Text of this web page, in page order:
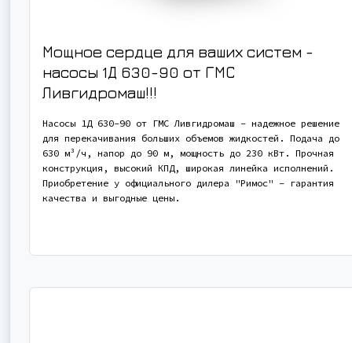
Мощное сердце для ваших систем -
насосы 1Д 630-90 от ГМС
Ливгидромаш!!!
Насосы 1Д 630-90 от ГМС Ливгидромаш - надежное решение
для перекачивания больших объемов жидкостей. Подача до
630 м³/ч, напор до 90 м, мощность до 230 кВт. Прочная
конструкция, высокий КПД, широкая линейка исполнений.
Приобретение у официального дилера "Римос" - гарантия
качества и выгодные цены.